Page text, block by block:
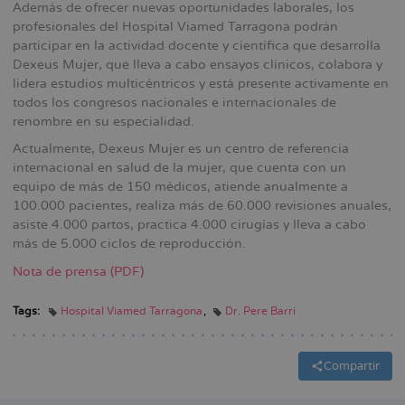
Además de ofrecer nuevas oportunidades laborales, los
profesionales del Hospital Viamed Tarragona podrán
participar en la actividad docente y científica que desarrolla
Dexeus Mujer, que lleva a cabo ensayos clínicos, colabora y
lidera estudios multicéntricos y está presente activamente en
todos los congresos nacionales e internacionales de
renombre en su especialidad.
Actualmente, Dexeus Mujer es un centro de referencia
internacional en salud de la mujer, que cuenta con un
equipo de más de 150 médicos, atiende anualmente a
100.000 pacientes, realiza más de 60.000 revisiones anuales,
asiste 4.000 partos, practica 4.000 cirugías y lleva a cabo
más de 5.000 ciclos de reproducción.
Nota de prensa (PDF)
Tags: Hospital Viamed Tarragona Dr. Pere Barri
Compartir